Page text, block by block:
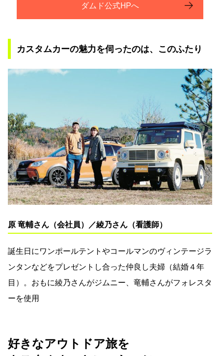
ダムド公式HPへ
カスタムカーの魅力を伺ったのは、このふたり
原 竜輔さん（会社員）／綾乃さん（看護師）
誕生日にワンポールテントやコールマンのヴィンテージラ
ンタンなどをプレゼントし合った仲良し夫婦（結婚４年
目）。おもに綾乃さんがジムニー、竜輔さんがフォレスタ
ーを使用
好きなアウトドア旅を